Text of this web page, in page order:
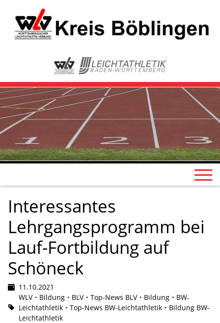
Interessantes
Lehrgangsprogramm bei
Lauf-Fortbildung auf
Schöneck
11.10.2021
WLV
Bildung BLV Top-News BLV Bildung
BW-
Leichtathletik
Top-News BW-Leichtathletik
Bildung BW-
Leichtathletik